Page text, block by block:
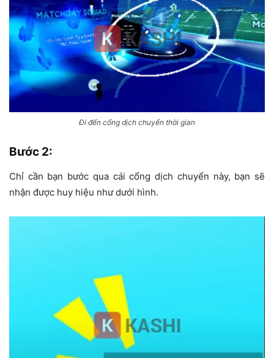
Đi đến cổng dịch chuyển thời gian
Bước 2:
Chỉ cần bạn bước qua cái cổng dịch chuyển này, bạn sẽ
nhận được huy hiệu như dưới hình.